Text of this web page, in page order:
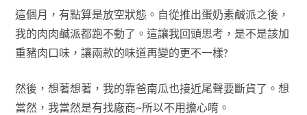
這個月，有點算是放空狀態。自從推出蛋奶素鹹派之後，
我的肉肉鹹派都跑不動了。這讓我回頭思考，是不是該加
重豬肉口味，讓兩款的味道再變的更不一樣?
然後，想著想著，我的靠爸南瓜也接近尾聲要斷貨了。想
當然，我當然是有找廠商~所以不用擔心唷。